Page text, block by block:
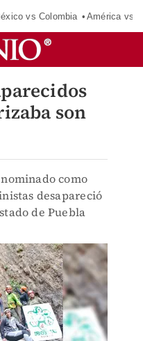
vs Colombia América vs
son
como
desapareció
de Puebla